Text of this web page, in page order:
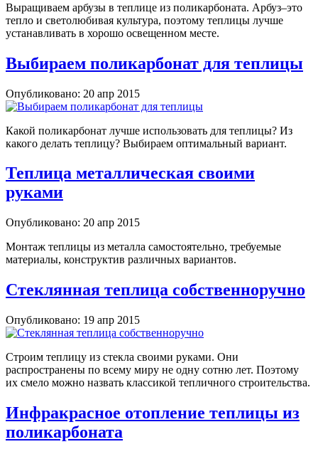
Выращиваем арбузы в теплице из поликарбоната. Арбуз–это
тепло и светолюбивая культура, поэтому теплицы лучше
устанавливать в хорошо освещенном месте.
Выбираем поликарбонат для теплицы
Опубликовано: 20 апр 2015
Какой поликарбонат лучше использовать для теплицы? Из
какого делать теплицу? Выбираем оптимальный вариант.
Теплица металлическая своими
руками
Опубликовано: 20 апр 2015
Монтаж теплицы из металла самостоятельно, требуемые
материалы, конструктив различных вариантов.
Стеклянная теплица собственноручно
Опубликовано: 19 апр 2015
Cтроим теплицу из стекла своими руками. Они
распространены по всему миру не одну сотню лет. Поэтому
их смело можно назвать классикой тепличного строительства.
Инфракрасное отопление теплицы из
поликарбоната